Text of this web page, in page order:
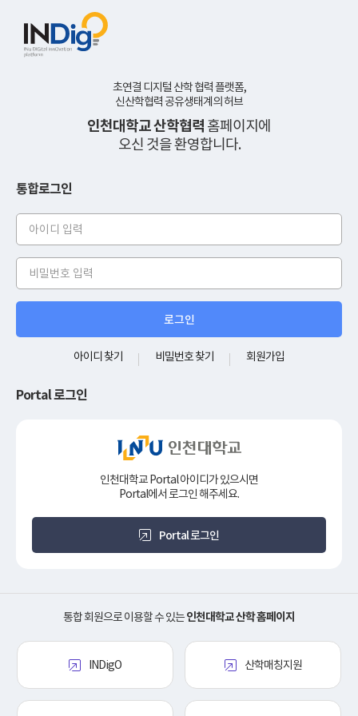
초연결 디지털 산학 협력 플랫폼,
신산학협력 공유생태계의 허브
인천대학교 산학협력 홈페이지에
오신 것을 환영합니다.
통합로그인
아
디
비
번
호
아이디 찾기 비밀번호 찾기 회원가입
Portal 로그인
인천대학교 Portal 아이디가 있으시면
Portal에서 로그인 해주세요.
Portal 로그인
통합 회원으로 이용할 수 있는인천대학교 산학 홈페이지
INDigO 산학매칭지원